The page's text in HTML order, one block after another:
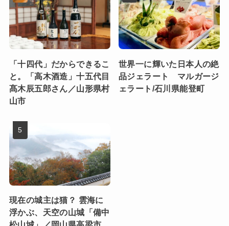
「十四代」だからできるこ
と。「高木酒造」十五代目
髙木辰五郎さん／山形県村
山市
世界一に輝いた日本人の絶
品ジェラート マルガージ
ェラート/石川県能登町
現在の城主は猫？ 雲海に
浮かぶ、天空の山城「備中